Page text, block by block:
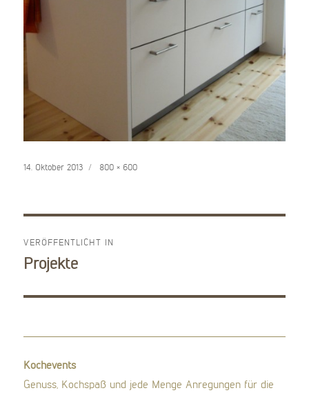
Veröffentlicht
14. Oktober 2013
Volle
800 × 600
Beitragsnavigation
VERÖFFENTLICHT IN
Projekte
Kochevents
Genuss, Kochspaß und jede Menge Anregungen für die